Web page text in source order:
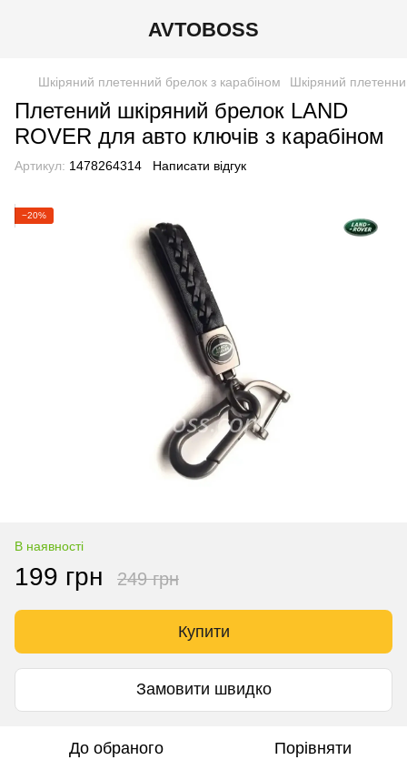
AVTOBOSS
Шкіряний плетенний брелок з карабіном Шкіряний
Плетений шкіряний брелок LAND
ROVER для авто ключів з карабіном
Артикул: 1478264314 Написати відгук
−20%
В наявності
199 грн 249 грн
Купити
Замовити швидко
До обраного Порівняти